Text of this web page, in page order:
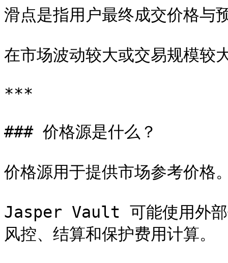
滑点是指用户最终成交价格与
在市场波动较大或交易规模较
***
### 价格源是什么？
价格源用于提供市场参考价格
Jasper Vault 可能使用外部
风控、结算和保护费用计算。